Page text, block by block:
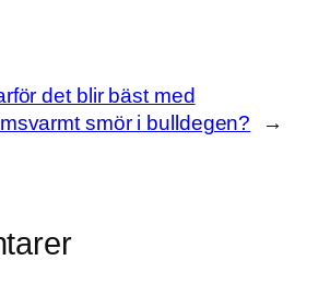
det blir bäst med
smör i bulldegen?
→